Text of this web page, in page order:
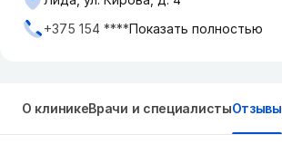
+375 154 ****Показать полностью
О клиникеВрачи и специалистыОтзывы